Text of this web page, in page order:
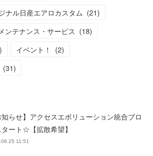
ナル日産エアロカスタム (21)
ンテナンス・サービス (18)
) イベント！ (2)
(31)
知らせ】アクセスエボリューション統合ブロ
ート☆【拡散希望】
11:51